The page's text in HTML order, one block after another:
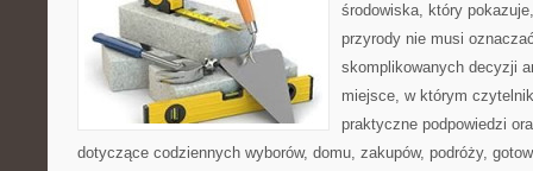
środowiska, który
przyrody nie musi
skomplikowanych decyzji
miejsce, w którym
praktyczne podpowiedzi
dotyczące codziennych wyborów, domu, zakupów, podróży,